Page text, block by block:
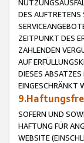
DES AUFTRETENS
ZEITPUNKT DES
ZAHLENDEN
AUF
DIESES
EINGESCHRÄNKT
SOFERN UND
HAFTUNG FÜR
WEBSITE